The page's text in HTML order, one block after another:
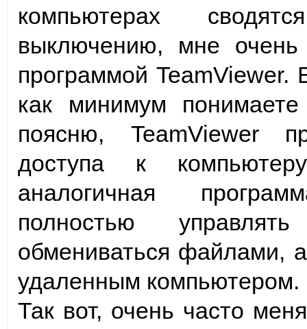
компьютерах
выключению, мне очень
программой TeamViewer.
как минимум
поясню, TeamViewer
доступа к
аналогичная
полностью
обмениваться файлами,
удаленным компьютером.
Так вот, очень часто